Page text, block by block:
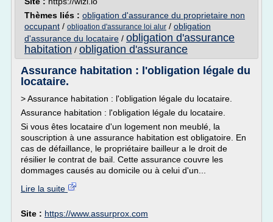
Thèmes liés : obligation d'assurance du proprietaire non
occupant / obligation d'assurance loi alur / obligation
d'assurance du locataire / obligation d'assurance
habitation / obligation d'assurance
Assurance habitation : l'obligation légale du
locataire.
> Assurance habitation : l'obligation légale du locataire.
Assurance habitation : l'obligation légale du locataire.
Si vous êtes locataire d'un logement non meublé, la
souscription à une assurance habitation est obligatoire. En
cas de défaillance, le propriétaire bailleur a le droit de
résilier le contrat de bail. Cette assurance couvre les
dommages causés au domicile ou à celui d'un...
Lire la suite
Site : https://www.assurprox.com